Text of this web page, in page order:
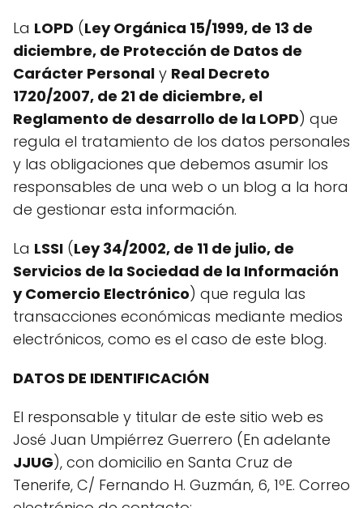
La LOPD (Ley Orgánica 15/1999, de 13 de
diciembre, de Protección de Datos de
Carácter Personal y Real Decreto
1720/2007, de 21 de diciembre, el
Reglamento de desarrollo de la LOPD) que
regula el tratamiento de los datos personales
y las obligaciones que debemos asumir los
responsables de una web o un blog a la hora
de gestionar esta información.
La LSSI (Ley 34/2002, de 11 de julio, de
Servicios de la Sociedad de la Información
y Comercio Electrónico) que regula las
transacciones económicas mediante medios
electrónicos, como es el caso de este blog.
DATOS DE IDENTIFICACIÓN
El responsable y titular de este sitio web es
José Juan Umpiérrez Guerrero (En adelante
JJUG), con domicilio en Santa Cruz de
Tenerife, C/ Fernando H. Guzmán, 6, 1ºE. Correo